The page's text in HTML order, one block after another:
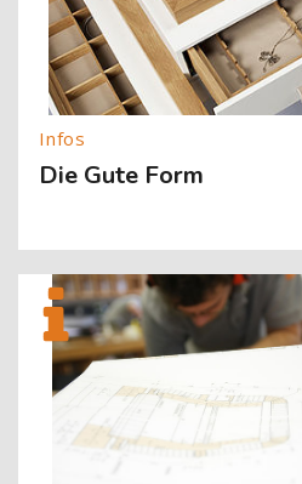
Die Gute Form
[Cocoon] About (Text with Image)